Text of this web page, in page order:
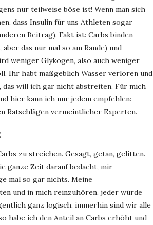
nur teilweise böse ist! Wenn man sich
dass Insulin für uns Athleten sogar
Beitrag). Fakt ist: Carbs binden
das nur mal so am Rande) und
weniger Glykogen, also auch weniger
Ihr habt maßgeblich Wasser verloren und
will ich gar nicht abstreiten. Für mich
hier kann ich nur jedem empfehlen:
Ratschlägen vermeintlicher Experten.
zu streichen. Gesagt, getan, gelitten.
ganze Zeit darauf bedacht, mir
mal so gar nichts. Meine
und in mich reinzuhören, jeder würde
ganz logisch, immerhin sind wir alle
habe ich den Anteil an Carbs erhöht und